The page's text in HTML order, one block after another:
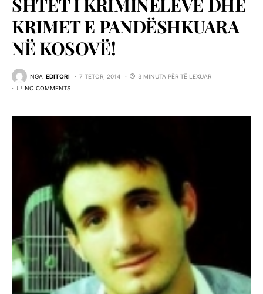
SHTET I KRIMINELËVE DHE
KRIMET E PANDËSHKUARA
NË KOSOVË!
NGA EDITORI 7 TETOR, 2014
3 MINUTA PËR TË LEXUAR
NO COMMENTS